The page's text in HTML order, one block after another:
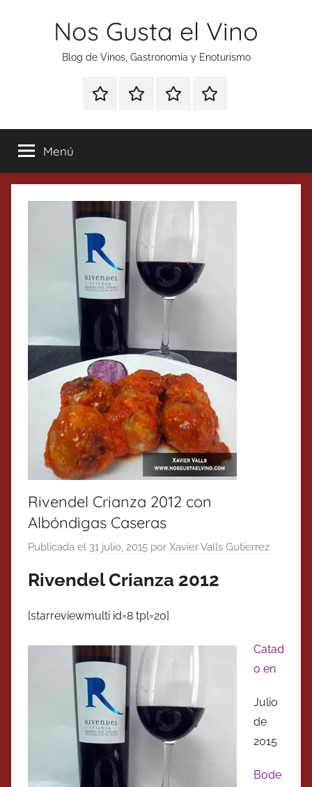
Nos Gusta el Vino
Blog de Vinos, Gastronomía y Enoturismo
Especial
Tonics
Enoturismo
Gastronomía
RankingContacto
Menú
Rivendel Crianza 2012 con
Albóndigas Caseras
Publicada el 31 julio, 2015 por Xavier Valls Gutierrez
Rivendel Crianza 2012
[starreviewmulti id=8 tpl=20]
Catad
o en
Julio
de
2015
Bode